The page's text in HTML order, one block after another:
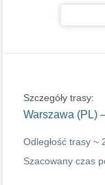
Szczegóły trasy:
Warszawa (PL)
Odległość trasy ~
Szacowany czas